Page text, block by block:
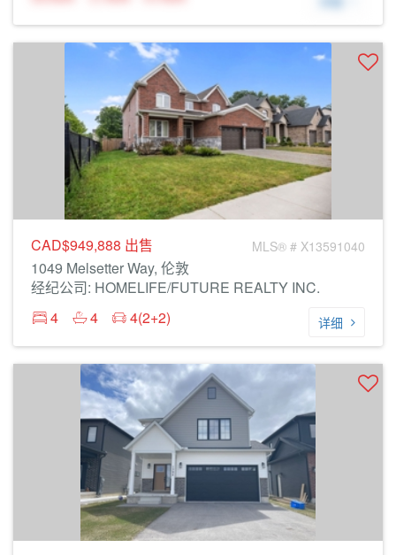
CAD$949,888 出售 MLS® # X13591040
1049 Melsetter Way, 伦敦
经纪公司: HOMELIFE/FUTURE REALTY INC.
4
4 4(2+2) 详细